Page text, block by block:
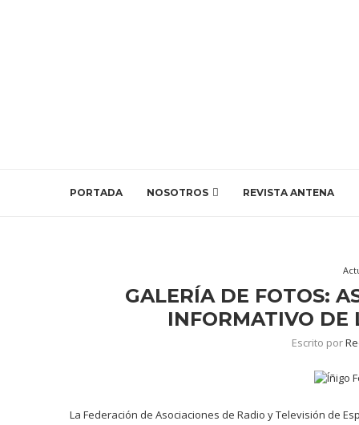
PORTADA NOSOTROS REVISTA ANTENA
GALERÍA DE FOTOS:
INFORMATIVO DE
Escrito por
La Federación de Asociaciones de Radio y Televisión de